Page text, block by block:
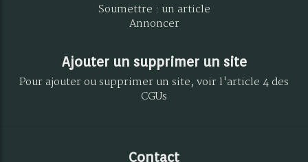
Soumettre : un article
Annoncer
Ajouter un supprimer un site
Pour ajouter ou supprimer un site, voir l'article 4 des
CGUs
Contact